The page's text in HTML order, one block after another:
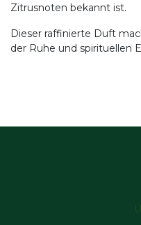
Zitrusnoten bekannt ist.
Dieser raffinierte Duft
der Ruhe und spirituellen